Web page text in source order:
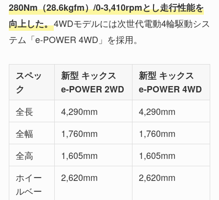
280Nm（28.6kgfm）/0-3,410rpmとし走行性能を
向上した。4WDモデルには次世代電動4輪駆動シス
テム「e-POWER 4WD」を採用。
スペッ
ク
新型 キックス
e-POWER 2WD
新型 キックス
e-POWER 4WD
全長
4,290mm
4,290mm
全幅
1,760mm
1,760mm
全高
1,605mm
1,605mm
ホイー
ルベー
2,620mm 2,620mm